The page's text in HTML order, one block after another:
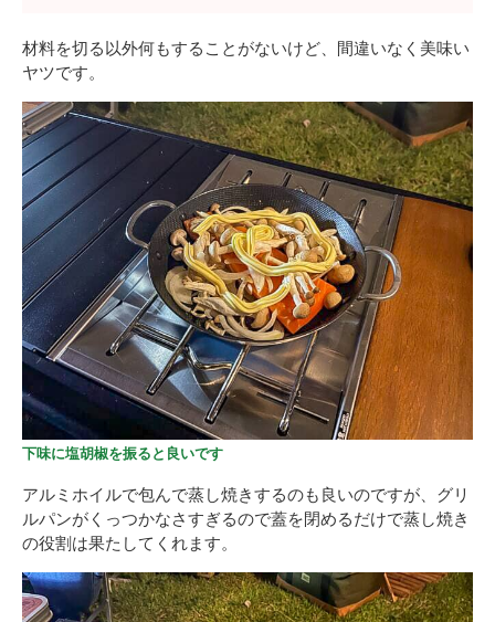
材料を切る以外何もすることがないけど、間違いなく美味い
ヤツです。
下味に塩胡椒を振ると良いです
アルミホイルで包んで蒸し焼きするのも良いのですが、グリ
ルパンがくっつかなさすぎるので蓋を閉めるだけで蒸し焼き
の役割は果たしてくれます。